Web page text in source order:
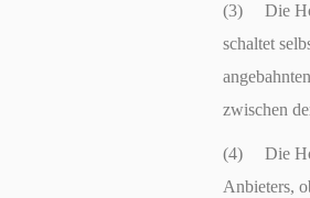
(3) Die
schaltet
zwischen
(4) Die
Anbieters,